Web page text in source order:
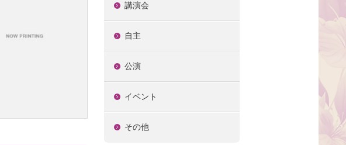
講演会
自主
公演
イベント
その他